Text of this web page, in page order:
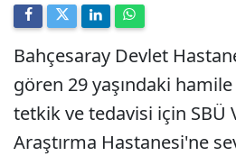
Bahçesaray Devlet
gören 29 yaşındaki
tetkik ve tedavisi için SBÜ
Araştırma Hastanesi'ne